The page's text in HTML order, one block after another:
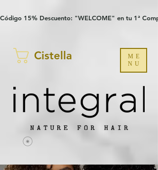
Código 15% Descuento: "WELCOME" en tu 1ª
Cistella
ME
NU